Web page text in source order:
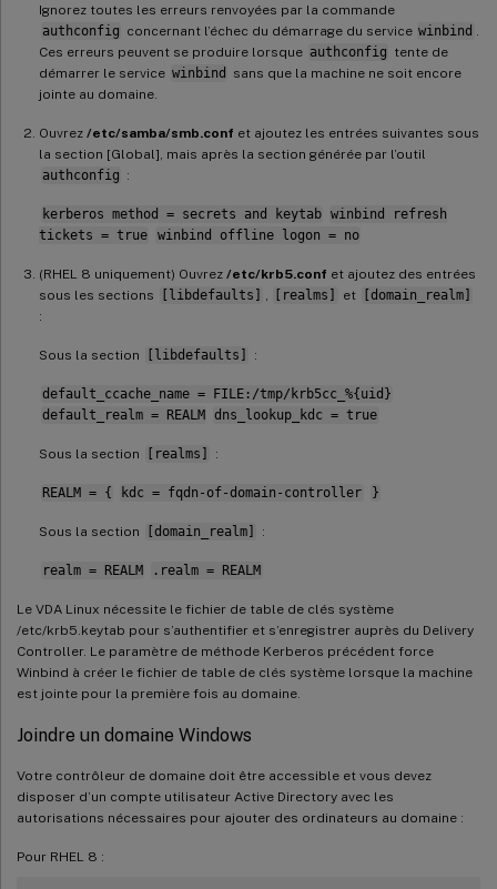
Ignorez toutes les erreurs renvoyées par la commande
authconfig concernant l’échec du démarrage du service winbind
Ces erreurs peuvent se produire lorsque authconfig tente de
démarrer le service winbind
sans que la machine ne soit encore
jointe au domaine.
Ouvrez /etc/samba/smb.conf et ajoutez les entrées suivantes sous
la section [Global], mais après la section générée par l’outil
authconfig :
kerberos method = secrets and keytab
winbind refresh
tickets = true
winbind offline logon = no
(RHEL 8 uniquement) Ouvrez /etc/krb5.conf et ajoutez des entrées
sous les sections
[libdefaults] [realms] et
[domain_realm]
:
Sous la section [libdefaults] :
default_ccache_name = FILE:/tmp/krb5cc_%{uid}
default_realm = REALM
dns_lookup_kdc = true
Sous la section [realms] :
REALM = { kdc = fqdn-of-domain-controller }
Sous la section [domain_realm] :
realm = REALM .realm = REALM
Le VDA Linux nécessite le fichier de table de clés système
/etc/krb5.keytab pour s’authentifier et s’enregistrer auprès du Delivery
Controller. Le paramètre de méthode Kerberos précédent force
Winbind à créer le fichier de table de clés système lorsque la machine
est jointe pour la première fois au domaine.
Joindre un domaine Windows
Votre contrôleur de domaine doit être accessible et vous devez
disposer d’un compte utilisateur Active Directory avec les
autorisations nécessaires pour ajouter des ordinateurs au domaine :
Pour RHEL 8 :